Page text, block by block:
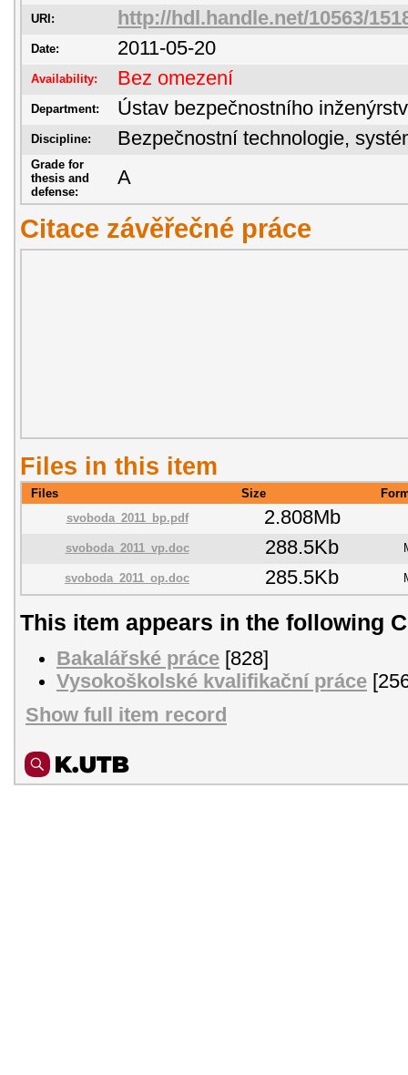
URI: http://hdl.handle.net/10563/
Date: 2011-05-20
Availability: Bez omezení
Department: Ústav bezpečnostního
Discipline: Bezpečnostní technologie,
Grade for
thesis and
defense:
A
Citace závěřečné práce
Files in this item
Files Size
svoboda_2011_bp.pdf
2.808Mb
svoboda_2011_vp.doc 288.5Kb
svoboda_2011_op.doc 285.5Kb
This item appears in the following
Bakalářské práce [828]
Vysokoškolské kvalifikační práce
Show full item record